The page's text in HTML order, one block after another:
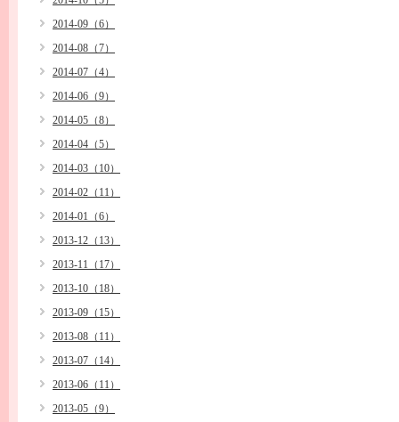
2014-09（6）
2014-08（7）
2014-07（4）
2014-06（9）
2014-05（8）
2014-04（5）
2014-03（10）
2014-02（11）
2014-01（6）
2013-12（13）
2013-11（17）
2013-10（18）
2013-09（15）
2013-08（11）
2013-07（14）
2013-06（11）
2013-05（9）